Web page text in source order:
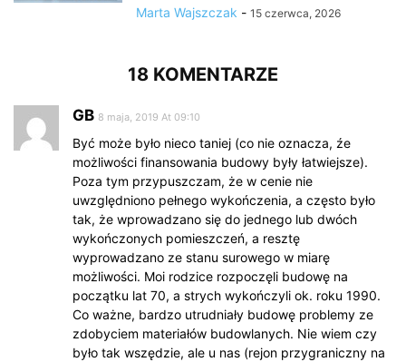
Marta Wajszczak - 15 czerwca, 2026
18 KOMENTARZE
GB 8 maja, 2019 At 09:10
Być może było nieco taniej (co nie oznacza, źe
możliwości finansowania budowy były łatwiejsze).
Poza tym przypuszczam, że w cenie nie
uwzględniono pełnego wykończenia, a często było
tak, że wprowadzano się do jednego lub dwóch
wykończonych pomieszczeń, a resztę
wyprowadzano ze stanu surowego w miarę
możliwości. Moi rodzice rozpoczęli budowę na
początku lat 70, a strych wykończyli ok. roku 1990.
Co ważne, bardzo utrudniały budowę problemy ze
zdobyciem materiałów budowlanych. Nie wiem czy
było tak wszędzie, ale u nas (rejon przygraniczny na